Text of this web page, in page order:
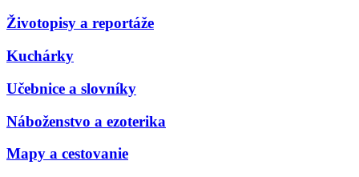
Životopisy a reportáže
Kuchárky
Učebnice a slovníky
Náboženstvo a ezoterika
Mapy a cestovanie